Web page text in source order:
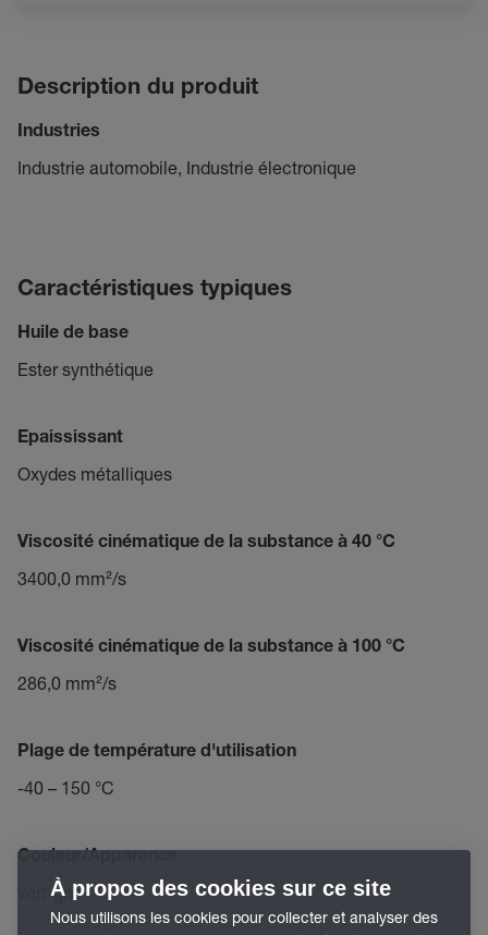
Description du produit
Industries
Industrie automobile, Industrie électronique
Caractéristiques typiques
Huile de base
Ester synthétique
Epaississant
Oxydes métalliques
Viscosité cinématique de la substance à 40 °C
3400,0 mm²/s
Viscosité cinématique de la substance à 100 °C
286,0 mm²/s
Plage de température d'utilisation
-40 – 150 °C
Couleur/Apparence
vert-gris
À propos des cookies sur ce site
Nous utilisons les cookies pour collecter et analyser des